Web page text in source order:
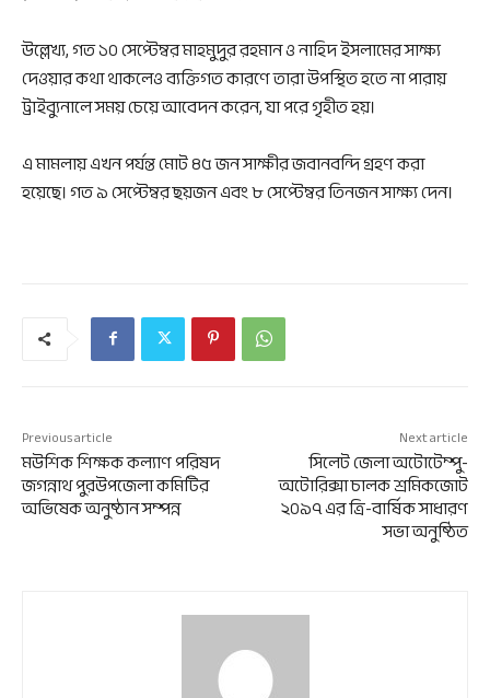
উল্লেখ্য, গত ১০ সেপ্টেম্বর মাহমুদুর রহমান ও নাহিদ ইসলামের সাক্ষ্য
দেওয়ার কথা থাকলেও ব্যক্তিগত কারণে তারা উপস্থিত হতে না পারায়
ট্রাইব্যুনালে সময় চেয়ে আবেদন করেন, যা পরে গৃহীত হয়।
এ মামলায় এখন পর্যন্ত মোট ৪৫ জন সাক্ষীর জবানবন্দি গ্রহণ করা
হয়েছে। গত ৯ সেপ্টেম্বর ছয়জন এবং ৮ সেপ্টেম্বর তিনজন সাক্ষ্য দেন।
Previous article
মউশিক শিক্ষক কল্যাণ পরিষদ
জগন্নাথ পুরউপজেলা কমিটির
অভিষেক অনুষ্ঠান সম্পন্ন
Next article
সিলেট জেলা অটোটেম্পু-
অটোরিক্সা চালক শ্রমিকজোট
২০৯৭ এর ত্রি-বার্ষিক সাধারণ
সভা অনুষ্ঠিত